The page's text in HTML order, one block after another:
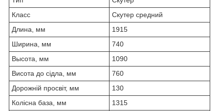
Класс
Скутер средний
Длина, мм
1915
Ширина, мм
740
Высота, мм
1090
Висота до сідла, мм
760
Дорожній просвіт, мм
130
Колісна база, мм
1315